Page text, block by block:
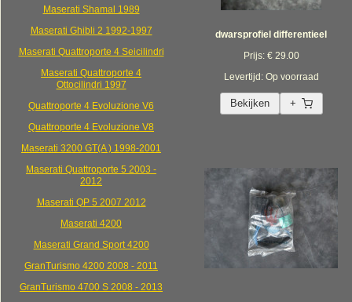
Maserati Shamal 1989
Maserati Ghibli 2 1992-1997
Maserati Quattroporte 4 Seicilindri
Maserati Quattroporte 4
Ottocilindri 1997
Quattroporte 4 Evoluzione V6
Quattroporte 4 Evoluzione V8
Maserati 3200 GT(A ) 1998-2001
Maserati Quattroporte 5 2003 -
2012
Maserati QP 5 2007 2012
Maserati 4200
Maserati Grand Sport 4200
GranTurismo 4200 2008 - 2011
GranTurismo 4700 S 2008 - 2013
dwarsprofiel differentieel
Prijs: € 29.00
Levertijd: Op voorraad
Bekijken +